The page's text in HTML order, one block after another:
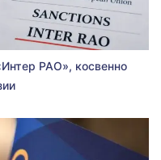
РАО», косвенно